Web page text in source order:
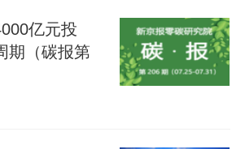
亿元投
期（碳报第